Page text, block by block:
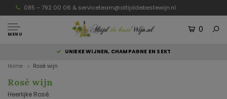
085 – 792 00 06 & serviceteam@altijddebestewijn.nl
MENU
0
UNIEKE WIJNEN, CHAMPAGNE EN SEKT
Home Rosé wijn
Rosé wijn
Heerlijke Rosé.